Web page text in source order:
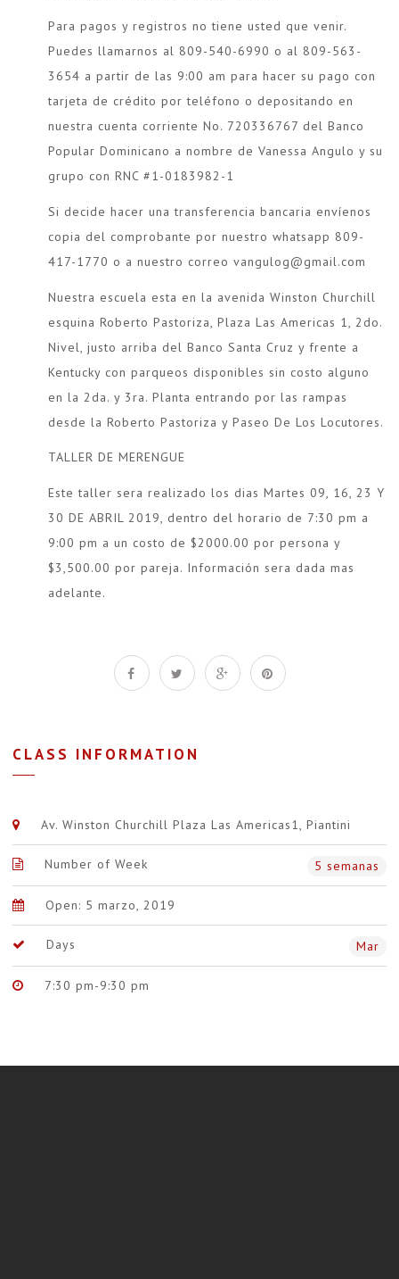
Para pagos y registros no tiene usted que venir.
Puedes llamarnos al 809-540-6990 o al 809-563-
3654 a partir de las 9:00 am para hacer su pago con
tarjeta de crédito por teléfono o depositando en
nuestra cuenta corriente No. 720336767 del Banco
Popular Dominicano a nombre de Vanessa Angulo y su
grupo con RNC #1-0183982-1
Si decide hacer una transferencia bancaria envíenos
copia del comprobante por nuestro whatsapp 809-
417-1770 o a nuestro correo vangulog@gmail.com
Nuestra escuela esta en la avenida Winston Churchill
esquina Roberto Pastoriza, Plaza Las Americas 1, 2do.
Nivel, justo arriba del Banco Santa Cruz y frente a
Kentucky con parqueos disponibles sin costo alguno
en la 2da. y 3ra. Planta entrando por las rampas
desde la Roberto Pastoriza y Paseo De Los Locutores.
TALLER DE MERENGUE
Este taller sera realizado los dias Martes 09, 16, 23 Y
30 DE ABRIL 2019, dentro del horario de 7:30 pm a
9:00 pm a un costo de $2000.00 por persona y
$3,500.00 por pareja. Información sera dada mas
adelante.
CLASS INFORMATION
Av. Winston Churchill Plaza Las Americas1, Piantini
Number of Week 5 semanas
Open: 5 marzo, 2019
Days Mar
7:30 pm-9:30 pm